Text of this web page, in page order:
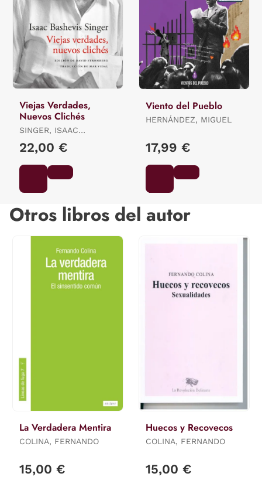
Viejas Verdades,
Nuevos Clichés
SINGER, ISAAC
22,00 €
Viento del Pueblo
HERNÁNDEZ, MIGUEL
17,99 €
Otros libros del autor
La Verdadera Mentira
COLINA, FERNANDO
15,00 €
Huecos y Recovecos
COLINA, FERNANDO
15,00 €